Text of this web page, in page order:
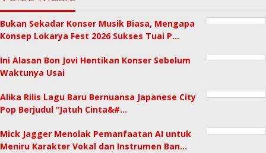
Bukan Sekadar Konser Musik Biasa, Mengapa
Konsep Lokarya Fest 2026 Sukses Tuai P…
Ini Alasan Bon Jovi Hentikan Konser Sebelum
Waktunya Usai
Alika Rilis Lagu Baru Bernuansa Japanese City
Pop Berjudul “Jatuh Cinta&#…
Mick Jagger Menolak Pemanfaatan AI untuk
Meniru Karakter Vokal dan Instrumen Ban…